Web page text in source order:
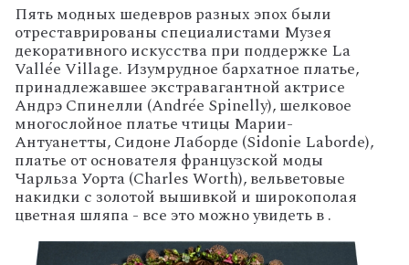
Пять модных шедевров разных эпох были
отреставрированы специалистами Музея
декоративного искусства при поддержке La
Vallée Village. Изумрудное бархатное платье,
принадлежавшее экстравагантной актрисе
Андрэ Спинелли (Andrée Spinelly), шелковое
многослойное платье чтицы Марии-
Антуанетты, Сидоне Лаборде (Sidonie Laborde),
платье от основателя французской моды
Чарльза Уорта (Charles Worth), вельветовые
накидки с золотой вышивкой и широкополая
цветная шляпа - все это можно увидеть в .